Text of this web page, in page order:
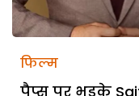
फिल्म
पैप्स पर भड़के